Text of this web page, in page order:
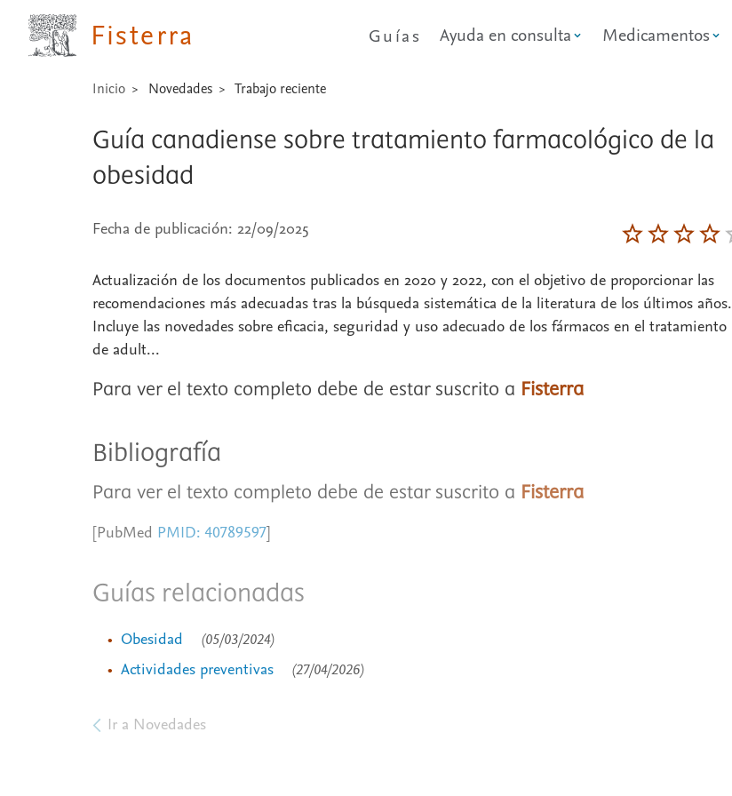
Fisterra Guías Ayuda en consulta Medicamentos
Inicio Novedades Trabajo reciente
Guía canadiense sobre tratamiento farmacológico de la
obesidad
Fecha de publicación: 22/09/2025
Actualización de los documentos publicados en 2020 y 2022, con el objetivo de proporcionar las
recomendaciones más adecuadas tras la búsqueda sistemática de la literatura de los últimos años.
Incluye las novedades sobre eficacia, seguridad y uso adecuado de los fármacos en el tratamiento
de adult...
Para ver el texto completo debe de estar suscrito a Fisterra
Bibliografía
Para ver el texto completo debe de estar suscrito a Fisterra
[PubMed PMID: 40789597]
Guías relacionadas
Obesidad (05/03/2024)
Actividades preventivas (27/04/2026)
Ir a Novedades